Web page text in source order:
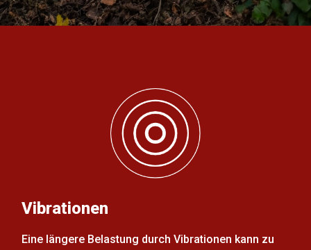
Vibrationen
Eine längere Belastung durch Vibrationen kann zu